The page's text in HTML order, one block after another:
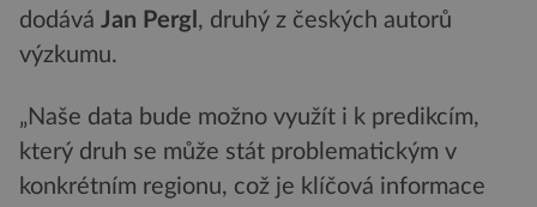
dodává Jan Pergl , druhý z českých autorů
výzkumu.
„Naše data bude možno využít i k predikcím,
který druh se může stát problematickým v
konkrétním regionu, což je klíčová informace